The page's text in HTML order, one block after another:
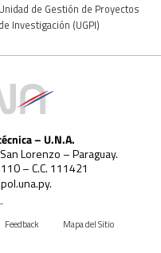
Unidad de Gestión de Proyectos
de Investigación (UGPI)
– U.N.A.
Lorenzo – Paraguay.
– C.C. 111421
Feedback Mapa del Sitio